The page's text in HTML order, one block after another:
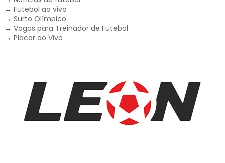
→ Futebol ao vivo
→ Surto Olímpico
→ Vagas para Treinador de Futebol
→ Placar ao Vivo